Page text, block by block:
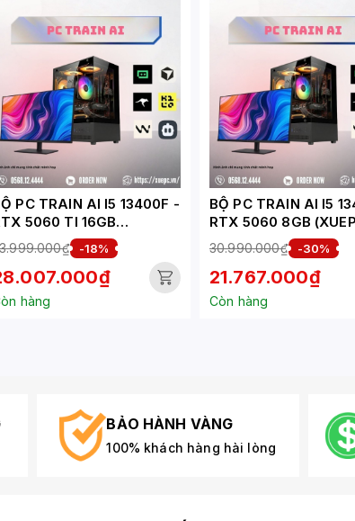
PC TRAIN AI I5 13400F -
5060 TI 16GB
TA)
-18%
hàng
BỘ PC TRAIN AI I5
RTX 5060 8GB
TA)
30.990.000₫ -30%
21.767.000₫
Còn hàng
BẢO HÀNH VÀNG
100% khách hàng hài lòng